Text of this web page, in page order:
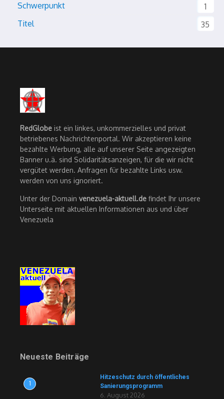
Schwerpunkt
1
Titel
35
RedGlobe ist ein linkes, unkommerzielles und privat
betriebenes Nachrichtenportal. Wir akzeptieren keine
bezahlte Werbung, alle auf unserer Seite angezeigten
Banner u.ä. sind Solidaritätsanzeigen, für die wir nicht
vergütet werden. Anfragen für bezahlte Links usw.
werden von uns ignoriert.
Unter der Domain venezuela-aktuell.de findet Ihr unsere
Unterseite mit aktuellen Informationen aus und über
Venezuela
Neueste Beiträge
1
Hitzeschutz durch öffentliches
Sanierungsprogramm
6. August 2026